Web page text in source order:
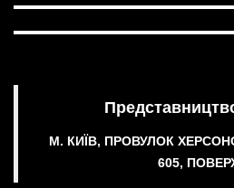
М. КИЇВ, ПРОВУЛОК
605,